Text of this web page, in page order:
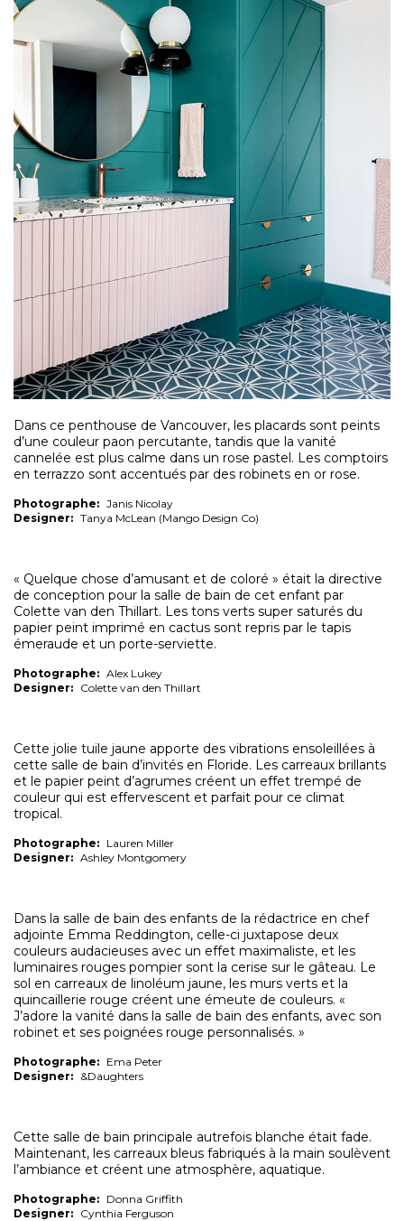
Dans ce penthouse de Vancouver, les placards sont peints
d’une couleur paon percutante, tandis que la vanité
cannelée est plus calme dans un rose pastel. Les comptoirs
en terrazzo sont accentués par des robinets en or rose.
Photographe: Janis Nicolay
Designer: Tanya McLean (Mango Design Co)
« Quelque chose d’amusant et de coloré » était la directive
de conception pour la salle de bain de cet enfant par
Colette van den Thillart. Les tons verts super saturés du
papier peint imprimé en cactus sont repris par le tapis
émeraude et un porte-serviette.
Photographe: Alex Lukey
Designer: Colette van den Thillart
Cette jolie tuile jaune apporte des vibrations ensoleillées à
cette salle de bain d’invités en Floride. Les carreaux brillants
et le papier peint d’agrumes créent un effet trempé de
couleur qui est effervescent et parfait pour ce climat
tropical.
Photographe: Lauren Miller
Designer: Ashley Montgomery
Dans la salle de bain des enfants de la rédactrice en chef
adjointe Emma Reddington, celle-ci juxtapose deux
couleurs audacieuses avec un effet maximaliste, et les
luminaires rouges pompier sont la cerise sur le gâteau. Le
sol en carreaux de linoléum jaune, les murs verts et la
quincaillerie rouge créent une émeute de couleurs. «
J’adore la vanité dans la salle de bain des enfants, avec son
robinet et ses poignées rouge personnalisés. »
Photographe: Ema Peter
Designer: &Daughters
Cette salle de bain principale autrefois blanche était fade.
Maintenant, les carreaux bleus fabriqués à la main soulèvent
l’ambiance et créent une atmosphère, aquatique.
Photographe: Donna Griffith
Designer: Cynthia Ferguson